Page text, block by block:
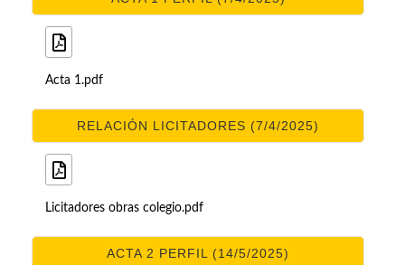
Acta 1.pdf
RELACIÓN LICITADORES (7/4/2025)
Licitadores obras colegio.pdf
ACTA 2 PERFIL (14/5/2025)